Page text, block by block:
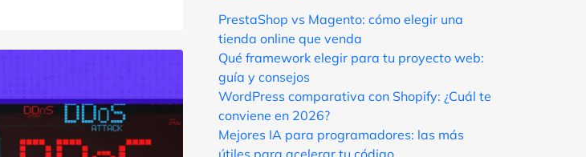
PrestaShop vs Magento: cómo elegir una
tienda online que venda
Qué framework elegir para tu proyecto web:
guía y consejos
WordPress comparativa con Shopify: ¿Cuál te
conviene en 2026?
Mejores IA para programadores: las más
útiles para acelerar tu código